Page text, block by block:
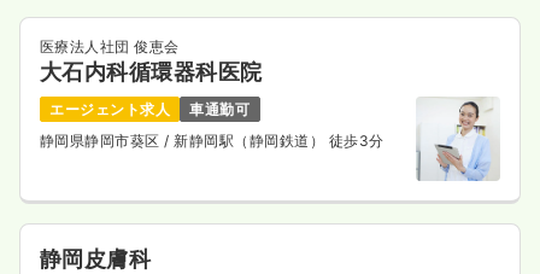
医療法人社団 俊恵会
大石内科循環器科医院
エージェント求人
車通勤可
静岡県静岡市葵区 / 新静岡駅（静岡鉄道） 徒歩3分
静岡皮膚科